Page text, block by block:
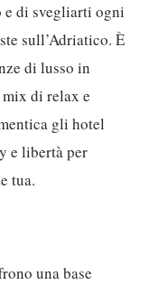
e di svegliarti ogni
sull’Adriatico. È
di lusso in
di relax e
gli hotel
e libertà per
tua.
una base